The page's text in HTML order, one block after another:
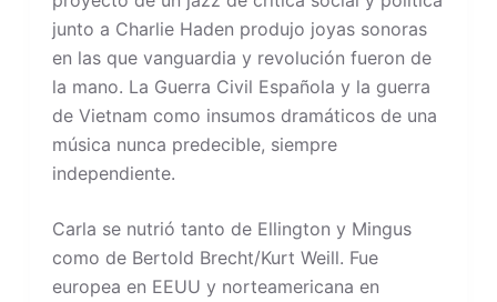
junto a Charlie Haden produjo joyas sonoras
en las que vanguardia y revolución fueron de
la mano. La Guerra Civil Española y la guerra
de Vietnam como insumos dramáticos de una
música nunca predecible, siempre
independiente.
Carla se nutrió tanto de Ellington y Mingus
como de Bertold Brecht/Kurt Weill. Fue
europea en EEUU y norteamericana en